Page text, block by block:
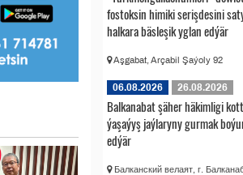
fostoksin himiki serişdesini
halkara bäsleşik yglan edýär
Aşgabat, Arçabil Şaýoly 92
06.08.2026 26.08.2026
Balkanabat şäher häkimligi
ýaşaýyş jaýlaryny gurmak
edýär
Балканский велаят, г.